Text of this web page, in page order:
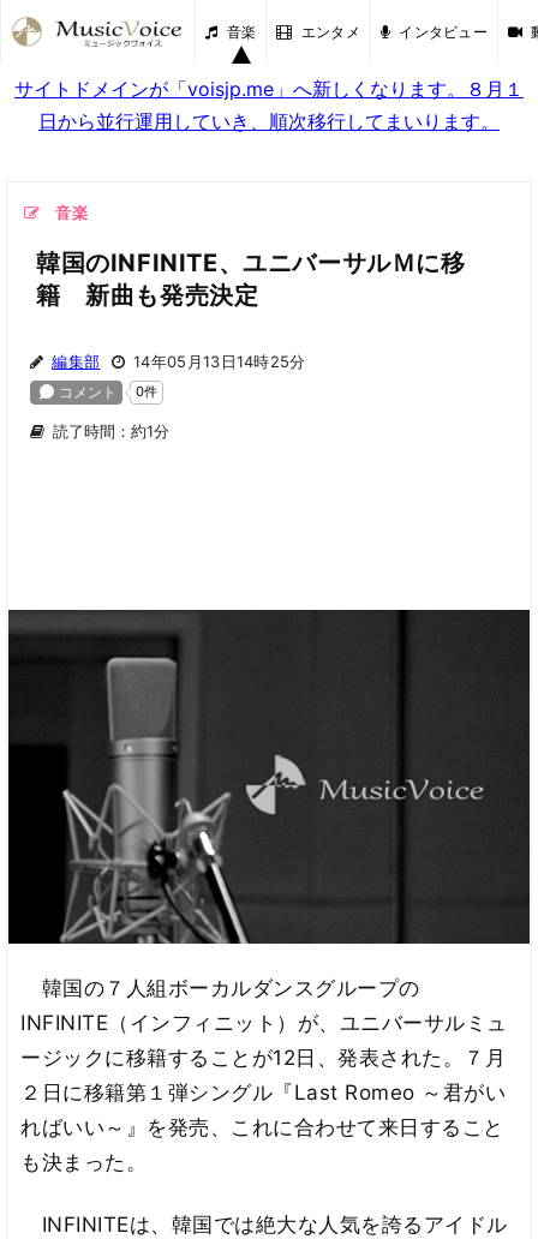
音楽 エンタメ インタビュー
サイトドメインが「voisjp.me」へ新しくなります。８月１
日から並行運用していき、順次移行してまいります。
音楽
韓国のINFINITE、ユニバーサルＭに移
籍 新曲も発売決定
編集部 14年05月13日14時25分
読了時間：約1分
韓国の７人組ボーカルダンスグループの
INFINITE（インフィニット）が、ユニバーサルミュ
ージックに移籍することが12日、発表された。７月
２日に移籍第１弾シングル『Last Romeo ～君がい
ればいい～』を発売、これに合わせて来日すること
も決まった。
INFINITEは、韓国では絶大な人気を誇るアイドル